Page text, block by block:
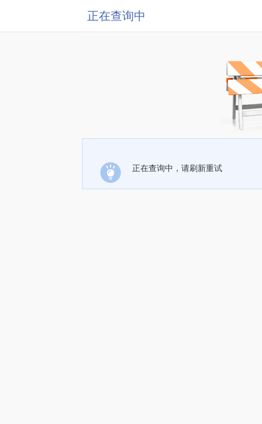
正在查询中
正在查询中，请刷新重试